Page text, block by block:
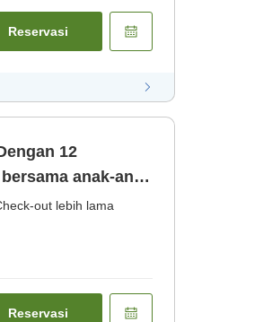
Reservasi
12
out lebih lama
Reservasi